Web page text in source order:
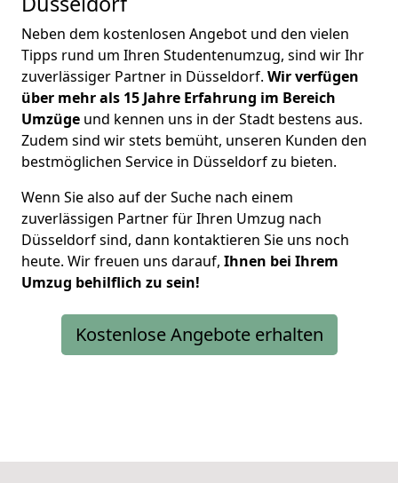
Neben dem kostenlosen Angebot und den vielen
Tipps rund um Ihren Studentenumzug, sind wir Ihr
zuverlässiger Partner in Düsseldorf. Wir verfügen
über mehr als 15 Jahre Erfahrung im Bereich
Umzüge und kennen uns in der Stadt bestens aus.
Zudem sind wir stets bemüht, unseren Kunden den
bestmöglichen Service in Düsseldorf zu bieten.
Wenn Sie also auf der Suche nach einem
zuverlässigen Partner für Ihren Umzug nach
Düsseldorf sind, dann kontaktieren Sie uns noch
heute. Wir freuen uns darauf, Ihnen bei Ihrem
Umzug behilflich zu sein!
Kostenlose Angebote erhalten